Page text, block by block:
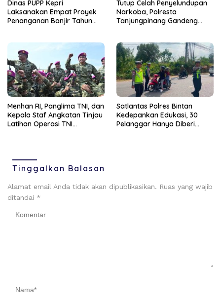
Dinas PUPP Kepri
Laksanakan Empat Proyek
Penanganan Banjir Tahun
Tutup Celah Penyelundupan
Narkoba, Polresta
Tanjungpinang Gandeng
Menhan RI, Panglima TNI, dan
Kepala Staf Angkatan Tinjau
Latihan Operasi TNI
Satlantas Polres Bintan
Kedepankan Edukasi, 30
Pelanggar Hanya Diberi
Tinggalkan Balasan
Alamat email Anda tidak akan dipublikasikan. Ruas yang wajib
ditandai *